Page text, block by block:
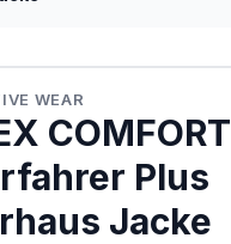
WEAR
COMFORT
Plus
Jacke